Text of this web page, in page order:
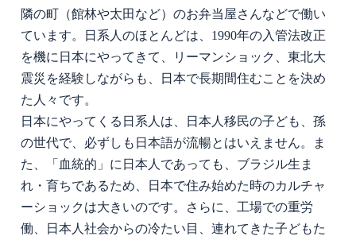
隣の町（館林や太田など）のお弁当屋さんなどで働い
ています。日系人のほとんどは、 1990年の入管法改正
を機に日本にやってきて、リーマンショック、東北大
震災を経験しながらも、日本で長期間住むことを決め
た人々です。
日本にやってくる日系人は、日本人移民の子ども、孫
の世代で、必ずしも日本語が流暢とはいえません。ま
た、「血統的」に日本人であっても、ブラジル生ま
れ・育ちであるため、日本で住み始めた時のカルチャ
ーショックは大きいのです。さらに、工場での重労
働、日本人社会からの冷たい目、連れてきた子どもた